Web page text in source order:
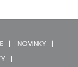
NOVINKY